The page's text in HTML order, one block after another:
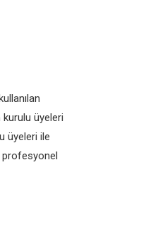
üyeleri
üyeleri ile
profesyonel